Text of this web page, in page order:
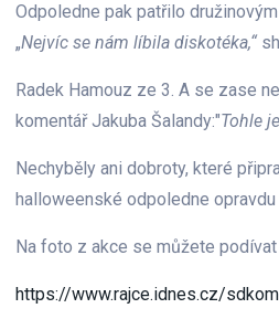
Odpoledne pak patřilo
„Nejvíc se nám líbila diskotéka,“
Radek Hamouz ze 3. A se zase
komentář Jakuba Šalandy:"Tohle
Nechyběly ani dobroty, které
halloweenské odpoledne
Na foto z akce se můžete podívat
https://www.rajce.idnes.cz/